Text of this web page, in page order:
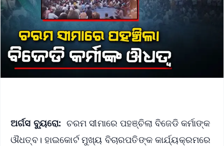
ଅର୍ଗସ ବ୍ୟୁରୋ: ଚରମ ସୀମାରେ ପହଞ୍ଚିଲା ବିଜେଡି କର୍ମାଙ୍କ
ଔଧତ୍ବ। ହାଇକୋର୍ଟ ମୁଖ୍ୟ ବିଚାରପତିଙ୍କ କାର୍ଯ୍ୟକ୍ରମରେ